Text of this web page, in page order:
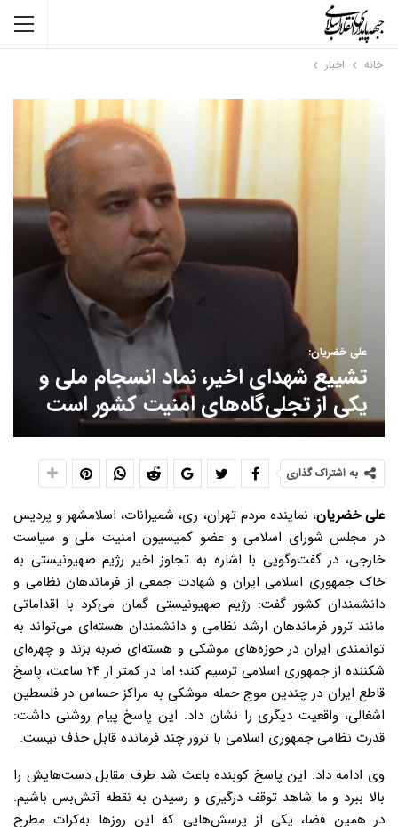
خانه اخبار
علی خضریان:
تشییع شهدای اخیر، نماد انسجام ملی و
یکی از تجلی‌گاه‌های امنیت کشور است
به اشتراک گذاری
علی خضریان، نماینده مردم تهران، ری، شمیرانات، اسلامشهر و پردیس
در مجلس شورای اسلامی و عضو کمیسیون امنیت ملی و سیاست
خارجی، در گفت‌وگویی با اشاره به تجاوز اخیر رژیم صهیونیستی به
خاک جمهوری اسلامی ایران و شهادت جمعی از فرماندهان نظامی و
دانشمندان کشور گفت: رژیم صهیونیستی گمان می‌کرد با اقداماتی
مانند ترور فرماندهان ارشد نظامی و دانشمندان هسته‌ای می‌تواند به
توانمندی ایران در حوزه‌های موشکی و هسته‌ای ضربه بزند و چهره‌ای
شکننده از جمهوری اسلامی ترسیم کند؛ اما در کمتر از ۲۴ ساعت، پاسخ
قاطع ایران در چندین موج حمله موشکی به مراکز حساس در فلسطین
اشغالی، واقعیت دیگری را نشان داد. این پاسخ پیام روشنی داشت:
قدرت نظامی جمهوری اسلامی با ترور چند فرمانده قابل حذف نیست.
وی ادامه داد: این پاسخ کوبنده باعث شد طرف مقابل دست‌هایش را
بالا ببرد و ما شاهد توقف درگیری و رسیدن به نقطه آتش‌بس باشیم.
در همین فضا، یکی از پرسش‌هایی که این روزها به‌کرات مطرح